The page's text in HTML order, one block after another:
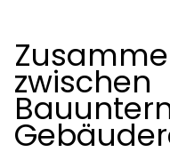
zwischen